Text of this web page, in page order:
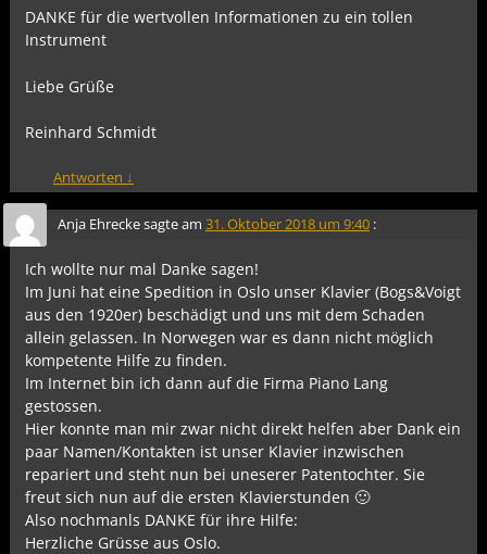
DANKE für die wertvollen Informationen zu ein tollen
Instrument
Liebe Grüße
Reinhard Schmidt
Antworten ↓
Anja Ehreckesagte am 31. Oktober 2018 um 9:40 :
Ich wollte nur mal Danke sagen!
Im Juni hat eine Spedition in Oslo unser Klavier (Bogs&Voigt
aus den 1920er) beschädigt und uns mit dem Schaden
allein gelassen. In Norwegen war es dann nicht möglich
kompetente Hilfe zu finden.
Im Internet bin ich dann auf die Firma Piano Lang
gestossen.
Hier konnte man mir zwar nicht direkt helfen aber Dank ein
paar Namen/Kontakten ist unser Klavier inzwischen
repariert und steht nun bei uneserer Patentochter. Sie
freut sich nun auf die ersten Klavierstunden 🙂
Also nochmanls DANKE für ihre Hilfe:
Herzliche Grüsse aus Oslo.